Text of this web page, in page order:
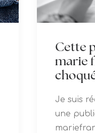
Cette
marie
Je suis
une